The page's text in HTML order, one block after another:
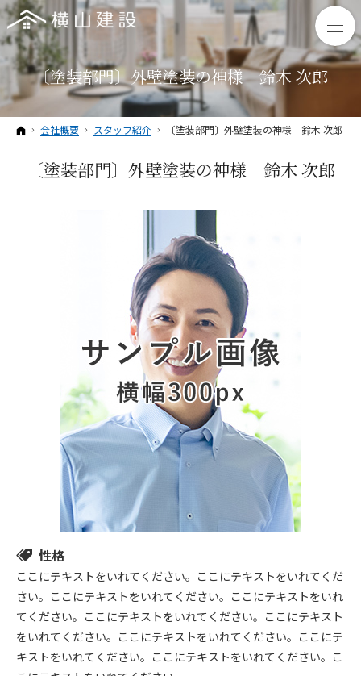
〔塗装部門〕外壁塗装の神様 鈴木 次郎
ホーム
会社概要 スタッフ紹介 〔塗装部門〕外壁塗装の神様 鈴木 次郎
〔塗装部門〕外壁塗装の神様 鈴木 次郎
性格
ここにテキストをいれてください。ここにテキストをいれてくだ
さい。ここにテキストをいれてください。ここにテキストをいれ
てください。ここにテキストをいれてください。ここにテキスト
をいれてください。ここにテキストをいれてください。ここにテ
キストをいれてください。ここにテキストをいれてください。こ